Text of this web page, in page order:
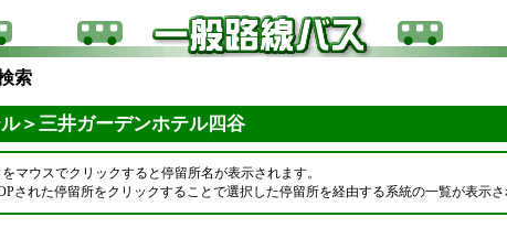
索
＞三井ガーデンホテル四谷
マウスでクリックすると停留所名が表示されます。
された停留所をクリックすることで選択した停留所を経由する系統の一覧が表示